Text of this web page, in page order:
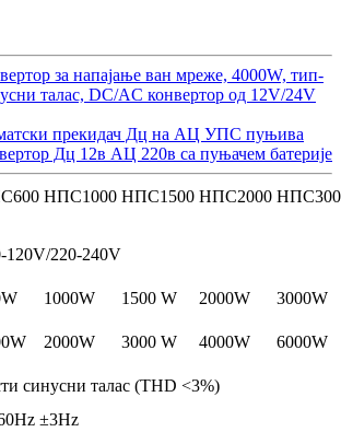
за напајање ван мреже, 4000W, тип-
талас, DC/AC конвертор од 12V/24V
прекидач Дц на АЦ УПС пуњива
Дц 12в АЦ 220в са пуњачем батерије
НПС1000 НПС1500 НПС2000
120V/220-240V
1000W 1500 W 2000W
3000W
2000W 3000 W 4000W
6000W
синусни талас (THD <3%)
±3Hz